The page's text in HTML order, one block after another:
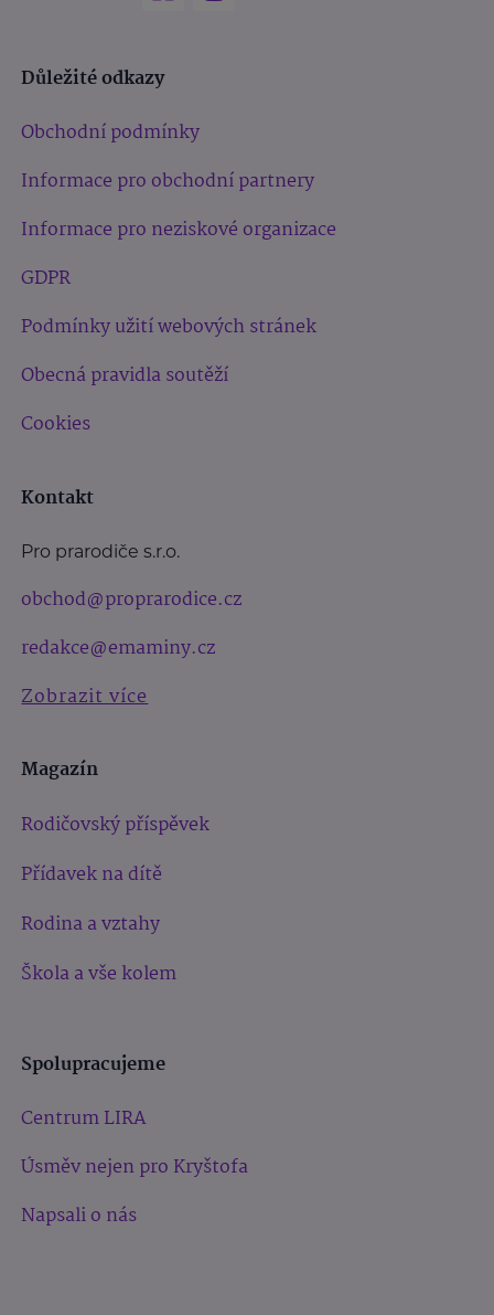
Důležité odkazy
Obchodní podmínky
Informace pro obchodní partnery
Informace pro neziskové organizace
GDPR
Podmínky užití webových stránek
Obecná pravidla soutěží
Cookies
Kontakt
Pro prarodiče s.r.o.
obchod@proprarodice.cz
redakce@emaminy.cz
Zobrazit více
Magazín
Rodičovský příspěvek
Přídavek na dítě
Rodina a vztahy
Škola a vše kolem
Spolupracujeme
Centrum LIRA
Úsměv nejen pro Kryštofa
Napsali o nás